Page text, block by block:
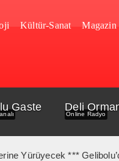
Kültür-Sanat Magazin
Gaste Deli
Online Radyo
*** Gelibolu’da